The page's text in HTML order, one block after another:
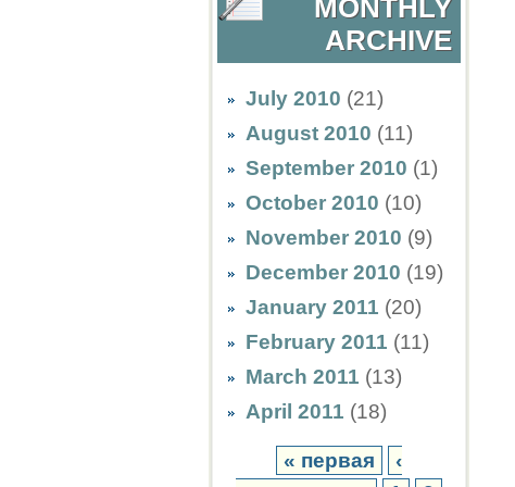
MONTHLY
ARCHIVE
July 2010 (21)
August 2010 (11)
September 2010 (1)
October 2010 (10)
November 2010 (9)
December 2010 (19)
January 2011 (20)
February 2011 (11)
March 2011 (13)
April 2011 (18)
« первая
‹